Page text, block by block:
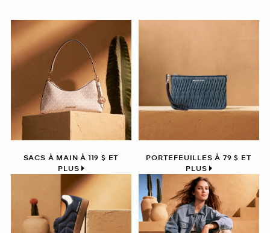
SACS À MAIN À 119 $ ET
PLUS
PORTEFEUILLES À 79 $ ET
PLUS